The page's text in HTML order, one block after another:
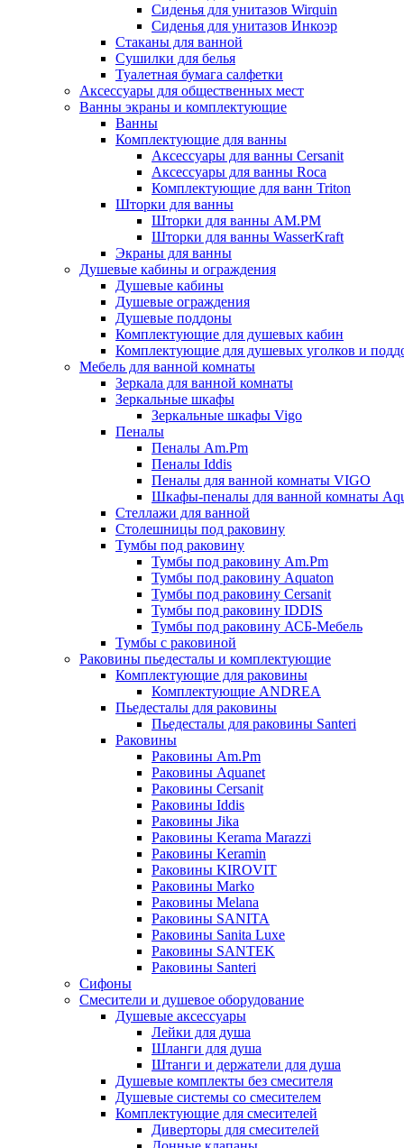
Сиденья для унитазов Wirquin
Сиденья для унитазов Инкоэр
Стаканы для ванной
Сушилки для белья
Туалетная бумага салфетки
Аксессуары для общественных мест
Ванны экраны и комплектующие
Ванны
Комплектующие для ванны
Аксессуары для ванны Cersanit
Аксессуары для ванны Roca
Комплектующие для ванн Triton
Шторки для ванны
Шторки для ванны AM.PM
Шторки для ванны WasserKraft
Экраны для ванны
Душевые кабины и ограждения
Душевые кабины
Душевые ограждения
Душевые поддоны
Комплектующие для душевых кабин
Комплектующие для душевых уголков и
Мебель для ванной комнаты
Зеркала для ванной комнаты
Зеркальные шкафы
Зеркальные шкафы Vigo
Пеналы
Пеналы Am.Pm
Пеналы Iddis
Пеналы для ванной комнаты VIGO
Шкафы-пеналы для ванной комнаты
Стеллажи для ванной
Столешницы под раковину
Тумбы под раковину
Тумбы под раковину Am.Pm
Тумбы под раковину Aquaton
Тумбы под раковину Cersanit
Тумбы под раковину IDDIS
Тумбы под раковину АСБ-Мебель
Тумбы с раковиной
Раковины пьедесталы и комплектующие
Комплектующие для раковины
Комплектующие ANDREA
Пьедесталы для раковины
Пьедесталы для раковины Santeri
Раковины
Раковины Am.Pm
Раковины Aquanet
Раковины Cersanit
Раковины Iddis
Раковины Jika
Раковины Kerama Marazzi
Раковины Keramin
Раковины KIROVIT
Раковины Marko
Раковины Melana
Раковины SANITA
Раковины Sanita Luxe
Раковины SANTEK
Раковины Santeri
Сифоны
Смесители и душевое оборудование
Душевые аксессуары
Лейки для душа
Шланги для душа
Штанги и держатели для душа
Душевые комплекты без смесителя
Душевые системы со смесителем
Комплектующие для смесителей
Диверторы для смесителей